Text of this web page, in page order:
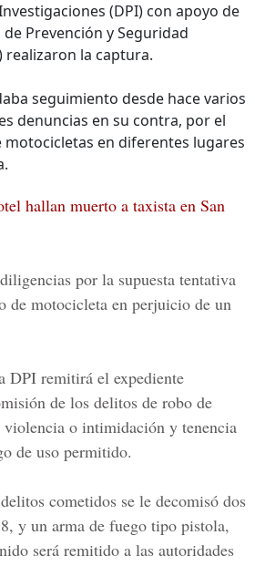
(DPI) con apoyo de
Prevención y Seguridad
realizaron la captura.
seguimiento desde hace varios
denuncias en su contra, por el
motocicletas en diferentes lugares
hallan muerto a taxista en San
por la supuesta tentativa
de motocicleta en perjuicio de un
DPI remitirá el expediente
de los delitos de robo de
o intimidación y tenencia
de uso permitido.
cometidos se le decomisó dos
y un arma de fuego tipo pistola,
será remitido a las autoridades